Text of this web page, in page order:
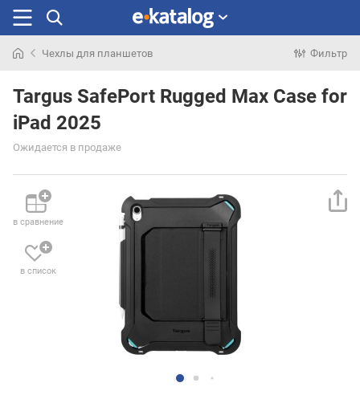
раньше
Чехлы для планшетов Фильтр
Targus SafePort Rugged Max Case for
iPad 2025
Ожидается в продаже
в сравнение
в список